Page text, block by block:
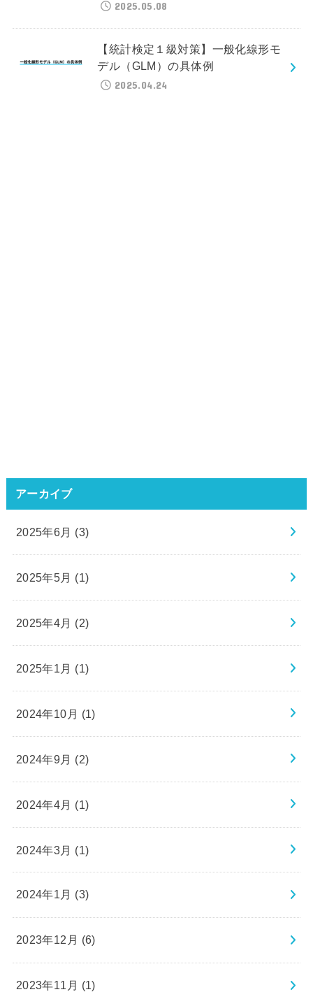
2025.05.08
【統計検定１級対策】一般化線形モ
デル（GLM）の具体例
2025.04.24
アーカイブ
2025年6月 (3)
2025年5月 (1)
2025年4月 (2)
2025年1月 (1)
2024年10月 (1)
2024年9月 (2)
2024年4月 (1)
2024年3月 (1)
2024年1月 (3)
2023年12月 (6)
2023年11月 (1)